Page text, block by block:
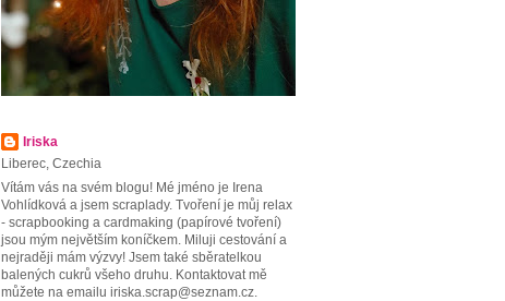
Iriska
Liberec, Czechia
Vítám vás na svém blogu! Mé jméno je Irena
Vohlídková a jsem scraplady. Tvoření je můj relax
- scrapbooking a cardmaking (papírové tvoření)
jsou mým největším koníčkem. Miluji cestování a
nejraději mám výzvy! Jsem také sběratelkou
balených cukrů všeho druhu. Kontaktovat mě
můžete na emailu iriska.scrap@seznam.cz.